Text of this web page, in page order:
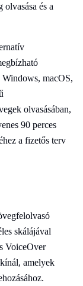
és a
Windows, macOS,
olvasásában,
90 perces
a fizetős terv
skálájával
VoiceOver
amelyek